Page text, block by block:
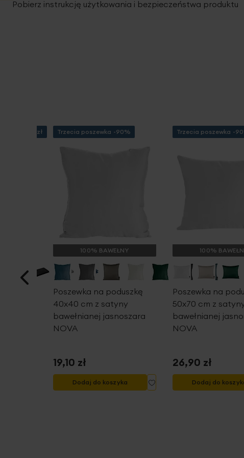
Pobierz instrukcję użytkowania i bezpieczeństwa produktu
min. 99 zł Trzecia poszewka -90%
100% BAWEŁNY
Poszewka na poduszkę
40x40 cm z satyny
bawełnianej jasnoszara
NOVA
19,10 zł
Dodaj do koszyka
do
Trzecia poszewka -
100%
Poszewka na
50x70 cm z
bawełnianej
NOVA
26,90 zł
Dodaj do